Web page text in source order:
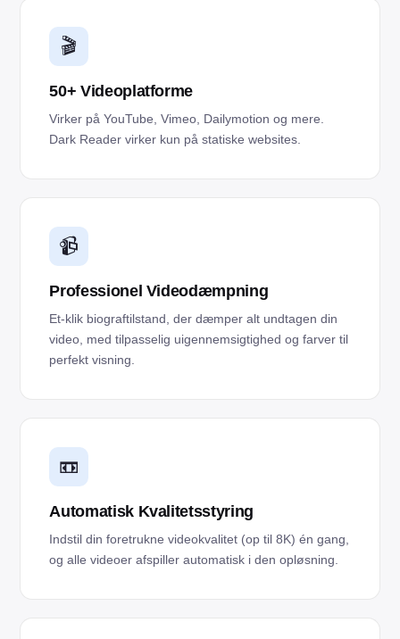
🎬
50+ Videoplatforme
Virker på YouTube, Vimeo, Dailymotion og mere.
Dark Reader virker kun på statiske websites.
📹
Professionel Videodæmpning
Et-klik biograftilstand, der dæmper alt undtagen din
video, med tilpasselig uigennemsigtighed og farver til
perfekt visning.
📼
Automatisk Kvalitetsstyring
Indstil din foretrukne videokvalitet (op til 8K) én gang,
og alle videoer afspiller automatisk i den opløsning.